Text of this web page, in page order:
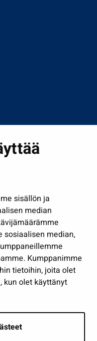
sisällön ja
median
sosiaalisen median,
Kumppanimme
tietoihin, joita olet
kun olet käyttänyt